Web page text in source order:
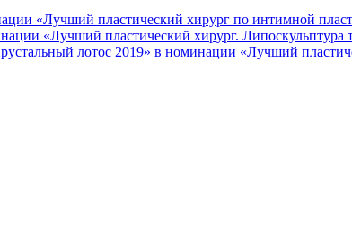
«Лучший пластический хирург по интимной
«Лучший пластический хирург. Липоскульптура
лотос 2019» в номинации «Лучший